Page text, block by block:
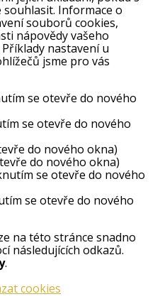
Informace o
souborů cookies,
nápovědy vašeho
nastavení u
jsme pro vás
se otevře do nového
se otevře do nového
do nového okna)
do nového okna)
se otevře do nového
se otevře do nového
na této stránce snadno
následujících odkazů.
.
cookies